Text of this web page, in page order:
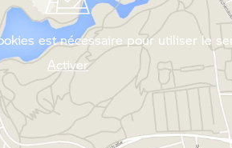
est nécessaire pour utiliser le
Activer